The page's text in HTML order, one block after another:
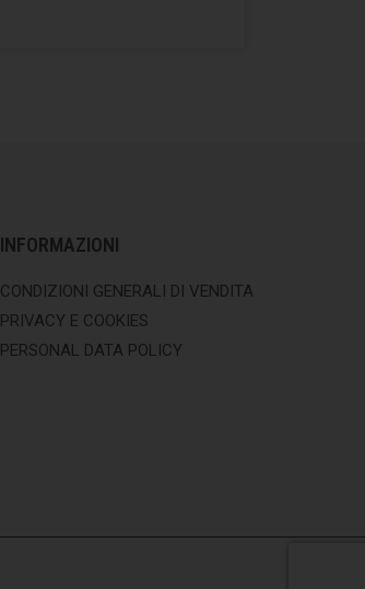
INFORMAZIONI
CONDIZIONI GENERALI DI VENDITA
PRIVACY E COOKIES
PERSONAL DATA POLICY